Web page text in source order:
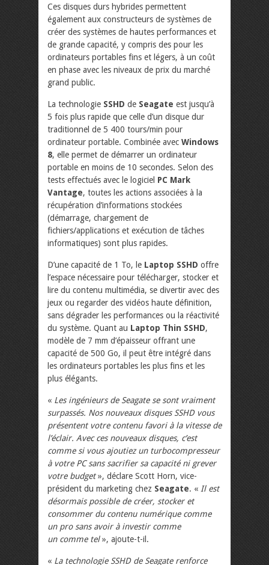
Ces disques durs hybrides permettent
également aux constructeurs de systèmes de
créer des systèmes de hautes performances et
de grande capacité, y compris des pour les
ordinateurs portables fins et légers, à un coût
en phase avec les niveaux de prix du marché
grand public.
La technologie SSHD de Seagate est jusqu’à
5 fois plus rapide que celle d’un disque dur
traditionnel de 5 400 tours/min pour
ordinateur portable. Combinée avec Windows
8, elle permet de démarrer un ordinateur
portable en moins de 10 secondes. Selon des
tests effectués avec le logiciel PC Mark
Vantage, toutes les actions associées à la
récupération d’informations stockées
(démarrage, chargement de
fichiers/applications et exécution de tâches
informatiques) sont plus rapides.
D’une capacité de 1 To, le Laptop SSHD offre
l’espace nécessaire pour télécharger, stocker et
lire du contenu multimédia, se divertir avec des
jeux ou regarder des vidéos haute définition,
sans dégrader les performances ou la réactivité
du système. Quant au Laptop Thin SSHD,
modèle de 7 mm d’épaisseur offrant une
capacité de 500 Go, il peut être intégré dans
les ordinateurs portables les plus fins et les
plus élégants.
« Les ingénieurs de Seagate se sont vraiment
surpassés. Nos nouveaux disques SSHD vous
présentent votre contenu favori à la vitesse de
l’éclair. Avec ces nouveaux disques, c’est
comme si vous ajoutiez un turbocompresseur
à votre PC sans sacrifier sa capacité ni grever
votre budget», déclare Scott Horn, vice-
président du marketing chez Seagate. « Il est
désormais possible de créer, stocker et
consommer du contenu numérique comme
un pro sans avoir à investir comme
un comme tel», ajoute-t-il.
« La technologie SSHD de Seagate renforce